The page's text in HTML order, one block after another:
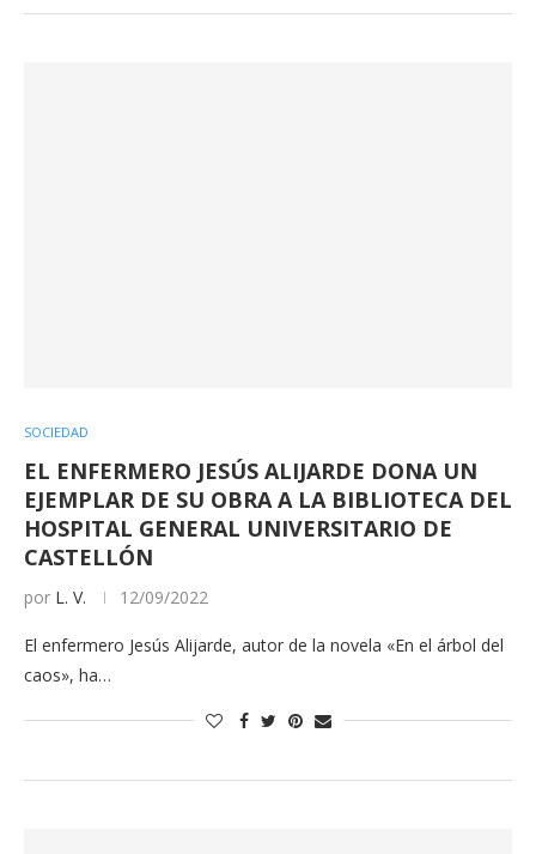
SOCIEDAD
EL ENFERMERO JESÚS ALIJARDE DONA UN
EJEMPLAR DE SU OBRA A LA BIBLIOTECA DEL
HOSPITAL GENERAL UNIVERSITARIO DE
CASTELLÓN
por L. V. 12/09/2022
El enfermero Jesús Alijarde, autor de la novela «En el árbol del
caos», ha…